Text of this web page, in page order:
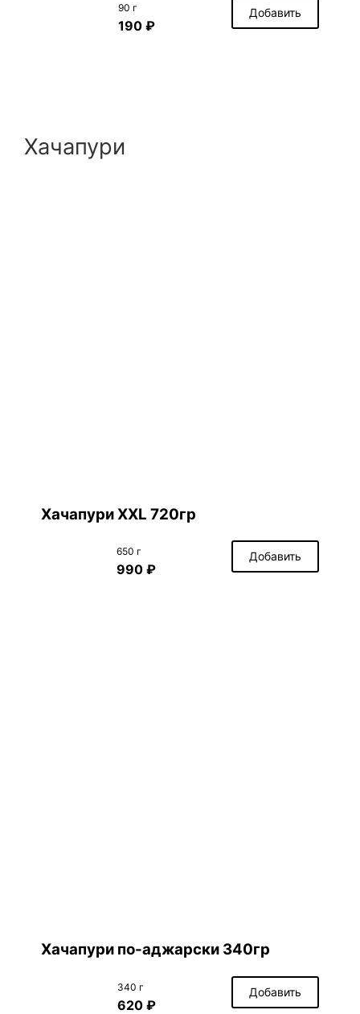
90 г
190 ₽
Добавить
Хачапури
Хачапури XXL 720гр
650 г
990 ₽
Добавить
Хачапури по-аджарски 340гр
340 г
620 ₽
Добавить